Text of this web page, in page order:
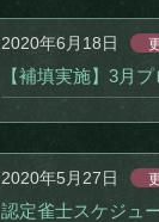
2020年6月18日
【補填実施】3月
2020年5月27日
認定雀士スケジュ